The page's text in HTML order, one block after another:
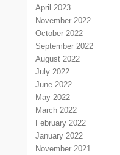
April 2023
November 2022
October 2022
September 2022
August 2022
July 2022
June 2022
May 2022
March 2022
February 2022
January 2022
November 2021